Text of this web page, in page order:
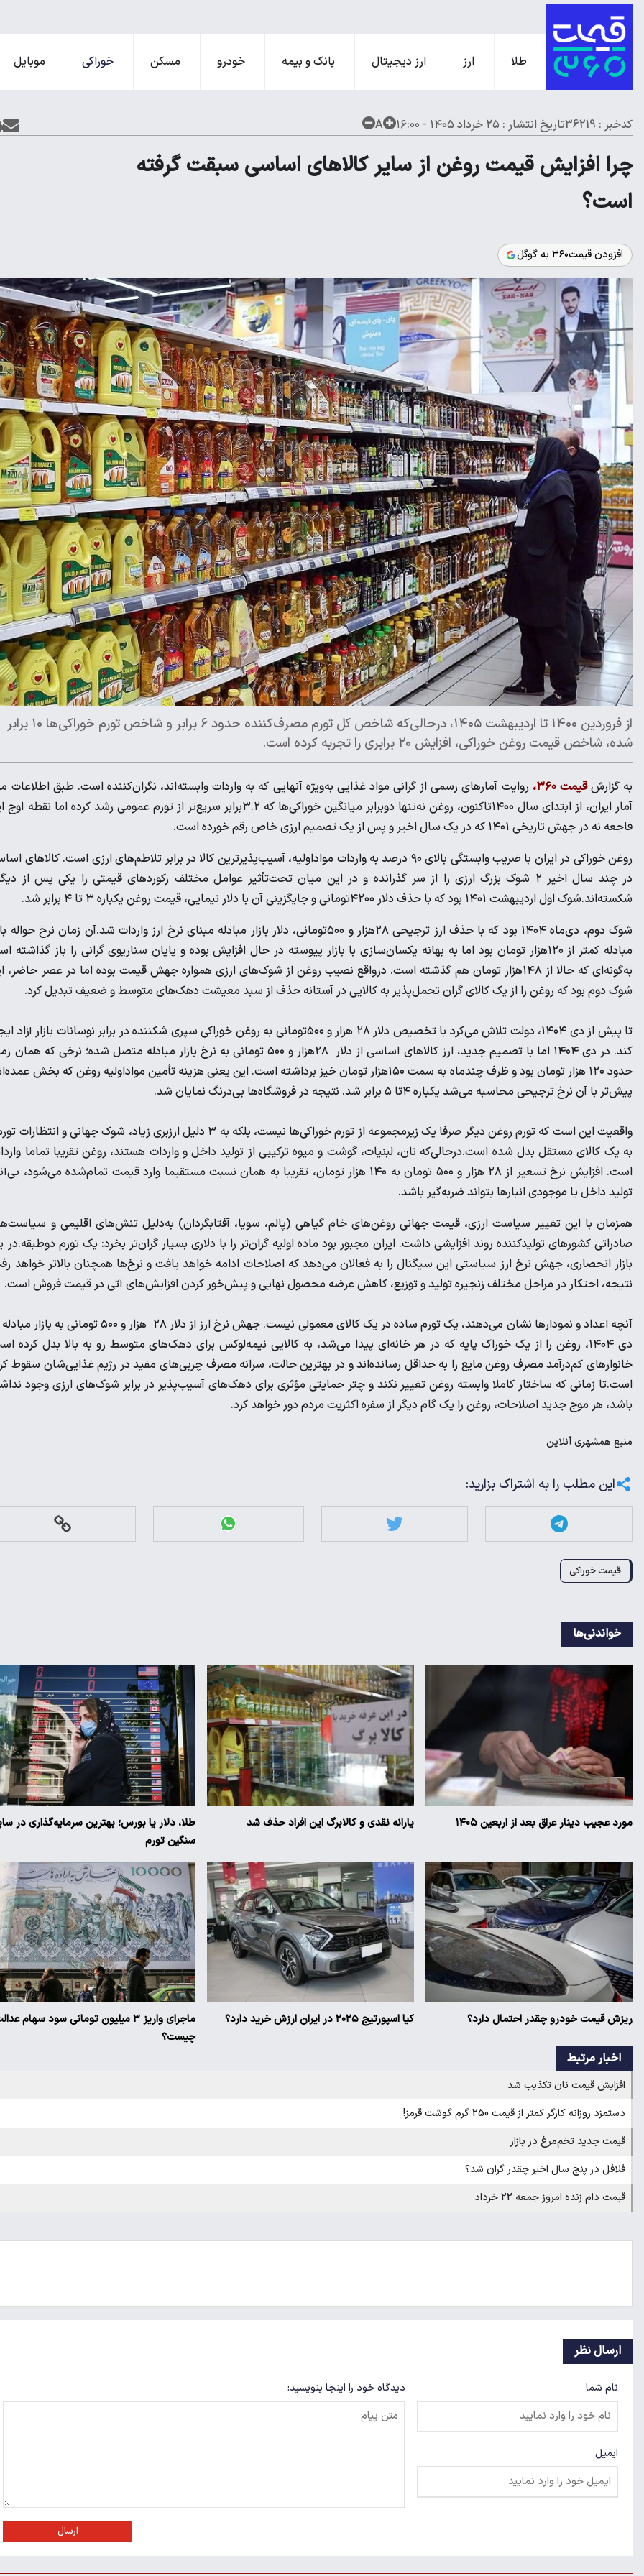
طلا ارز ارز دیجیتال بانک و بیمه خودرو مسکن خوراکی موبایل
کدخبر : 36219 تاریخ انتشار : ۲۵ خرداد ۱۴۰۵ - ۱۶:۰۰ A
چرا افزایش قیمت روغن از سایر کالاهای اساسی سبقت گرفته
است؟
افزودن قیمت۳۶۰ به گوگل
از فروردین ۱۴۰۰ تا اردیبهشت ۱۴۰۵، درحالی‌که شاخص کل تورم مصرف‌کننده حدود ۶ برابر و شاخص تورم خوراکی‌ها ۱۰ برابر
شده، شاخص قیمت روغن خوراکی، افزایش ۲۰ برابری را تجربه کرده است.
به گزارشقیمت ۳۶۰،
روایت آمارهای رسمی از گرانی مواد غذایی به‌ویژه آنهایی که به واردات وابسته‌اند، نگران‌کننده است. طبق اطلاعات
آمار ایران، از ابتدای سال ۱۴۰۰تاکنون، روغن نه‌تنها دوبرابر میانگین خوراکی‌ها که ۳.۲برابر سریع‌تر از تورم عمومی رشد کرده اما نقطه
فاجعه نه در جهش تاریخی ۱۴۰۱ که در یک سال اخیر و پس از یک تصمیم ارزی خاص رقم خورده است.
روغن خوراکی در ایران با ضریب وابستگی بالای ۹۰ درصد به واردات مواداولیه، آسیب‌پذیرترین کالا در برابر تلاطم‌های ارزی است. کالاهای
در چند سال اخیر ۲ شوک بزرگ ارزی را از سر گذرانده و در این میان تحت‌تأثیر عوامل مختلف رکوردهای قیمتی را یکی پس از
شکسته‌اند.‌شوک اول اردیبهشت ۱۴۰۱ بود که با حذف دلار ۴۲۰۰تومانی و جایگزینی آن با دلار نیمایی، قیمت روغن یکباره ۳ تا ۴ برابر شد.
شوک دوم، دی‌ماه ۱۴۰۴ بود که با حذف ارز ترجیحی ۲۸هزار و ۵۰۰تومانی، دلار بازار مبادله مبنای نرخ ارز واردات شد.‌آن زمان نرخ حواله
مبادله کمتر از ۱۲۰هزار تومان بود اما به بهانه یکسان‌سازی با بازار پیوسته در حال افزایش بوده و پایان سناریوی گرانی را باز گذاشته
به‌گونه‌ای که حالا از ۱۴۸هزار تومان هم گذشته است. درواقع نصیب روغن از شوک‌های ارزی همواره جهش قیمت بوده اما در عصر حاضر،
شوک دوم بود که روغن را از یک کالای گران تحمل‌پذیر به کالایی در آستانه حذف از سبد معیشت دهک‌های متوسط و ضعیف تبدیل کرد.
تا پیش از دی ۱۴۰۴، دولت تلاش می‌کرد با تخصیص دلار ۲۸ هزار و ۵۰۰تومانی به روغن خوراکی سپری شکننده در برابر نوسانات بازار آزاد
کند. ‌در دی ۱۴۰۴ اما با تصمیم جدید، ارز کالاهای اساسی از دلار ‌ ۲۸هزار و ۵۰۰ تومانی به نرخ بازار مبادله متصل شده؛ نرخی که
حدود ۱۲۰ هزار تومان بود و ظرف چندماه به سمت ۱۵۰هزار تومان خیز برداشته است. این یعنی هزینه تأمین مواداولیه روغن که بخش
پیش‌تر با آن نرخ ترجیحی محاسبه می‌شد یکباره ۴تا ۵ برابر شد. نتیجه در فروشگاه‌ها بی‌درنگ نمایان شد.
واقعیت این است که تورم روغن دیگر صرفا یک زیرمجموعه از تورم خوراکی‌ها نیست، بلکه به ۳ دلیل ارزبری زیاد، شوک جهانی و
به یک کالای مستقل بدل شده است.‌درحالی‌که نان، لبنیات، گوشت و میوه ترکیبی از تولید داخل و واردات هستند، روغن تقریبا تماما
است. افزایش نرخ تسعیر از ۲۸ هزار و ۵۰۰ تومان به ۱۴۰ هزار تومان، تقریبا به همان نسبت مستقیما وارد قیمت تمام‌شده می‌شود،
تولید داخل یا موجودی انبارها بتواند ضربه‌گیر باشد.‌
همزمان با این تغییر سیاست ارزی، قیمت جهانی روغن‌های خام گیاهی (پالم، سویا، آفتابگردان) به‌دلیل تنش‌های اقلیمی و
صادراتی کشورهای تولیدکننده روند افزایشی داشت. ایران مجبور بود ماده اولیه گران‌تر را با دلاری بسیار گران‌تر بخرد: یک تورم
بازار انحصاری، جهش نرخ ارز سیاستی این سیگنال را به فعالان می‌دهد که اصلاحات ادامه خواهد یافت و نرخ‌ها همچنان بالاتر خواهد
نتیجه، احتکار در مراحل مختلف زنجیره تولید و توزیع، کاهش عرضه محصول نهایی و پیش‌خور کردن افزایش‌های آتی در قیمت فروش است.
آنچه اعداد و نمودارها نشان می‌دهند، یک تورم ساده در یک کالای معمولی نیست. جهش نرخ ارز از دلار ۲۸ هزار و ۵۰۰ تومانی به
دی ۱۴۰۴، روغن را از یک خوراک پایه که در هر خانه‌ای پیدا می‌شد، به کالایی نیمه‌لوکس برای دهک‌های متوسط رو به بالا بدل کرده
خانوارهای کم‌درآمد مصرف روغن مایع را به حداقل رسانده‌اند و در بهترین حالت، سرانه مصرف چربی‌های مفید در رژیم غذایی‌شان سقوط
است.‌تا زمانی که ساختار کاملا وابسته روغن تغییر نکند و چتر حمایتی مؤثری برای دهک‌های آسیب‌پذیر در برابر شوک‌های ارزی وجود
باشد، هر موج جدید اصلاحات، روغن را یک گام دیگر از سفره اکثریت مردم دور خواهد کرد.
منبع همشهری آنلاین
این مطلب را به اشتراک بزارید:
قیمت خوراکی
خواندنی‌ها
مورد عجیب دینار عراق بعد از اربعین ۱۴۰۵ یارانه نقدی و کالابرگ این افراد حذف شد
طلا، دلار یا بورس؛ بهترین سرمایه‌گذاری در
سنگین تورم
ریزش قیمت خودرو چقدر احتمال دارد؟ کیا اسپورتیج ۲۰۲۵ در ایران ارزش خرید دارد؟
ماجرای واریز ۳ میلیون تومانی سود سهام
چیست؟
اخبار مرتبط
افزایش قیمت نان تکذیب شد
دستمزد روزانه کارگر کمتر از قیمت 250 گرم گوشت قرمز!
قیمت جدید تخم‌مرغ در بازار
فلافل در پنج سال اخیر چقدر گران شد؟
قیمت دام زنده امروز جمعه 22 خرداد
ارسال نظر
نام شما
ایمیل
دیدگاه خود را اینجا بنویسید:
ارسال